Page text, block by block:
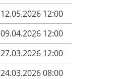
12.05.2026 12:00
09.04.2026 12:00
27.03.2026 12:00
24.03.2026 08:00